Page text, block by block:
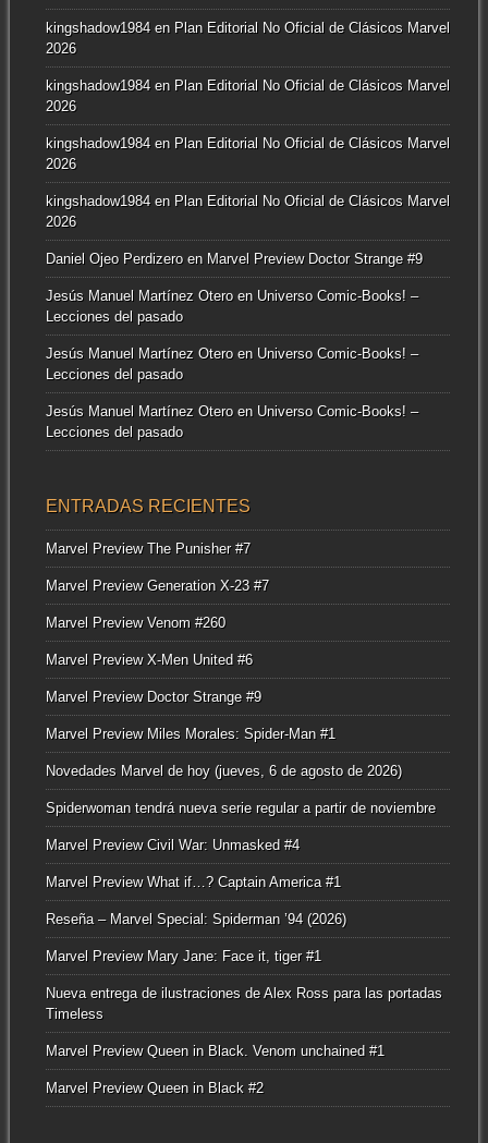
kingshadow1984en Plan Editorial No Oficial de Clásicos Marvel
2026
kingshadow1984en Plan Editorial No Oficial de Clásicos Marvel
2026
kingshadow1984en Plan Editorial No Oficial de Clásicos Marvel
2026
kingshadow1984en Plan Editorial No Oficial de Clásicos Marvel
2026
Daniel Ojeo Perdizeroen Marvel Preview Doctor Strange #9
Jesús Manuel Martínez Oteroen Universo Comic-Books! –
Lecciones del pasado
Jesús Manuel Martínez Oteroen Universo Comic-Books! –
Lecciones del pasado
Jesús Manuel Martínez Oteroen Universo Comic-Books! –
Lecciones del pasado
ENTRADAS RECIENTES
Marvel Preview The Punisher #7
Marvel Preview Generation X-23 #7
Marvel Preview Venom #260
Marvel Preview X-Men United #6
Marvel Preview Doctor Strange #9
Marvel Preview Miles Morales: Spider-Man #1
Novedades Marvel de hoy (jueves, 6 de agosto de 2026)
Spiderwoman tendrá nueva serie regular a partir de noviembre
Marvel Preview Civil War: Unmasked #4
Marvel Preview What if…? Captain America #1
Reseña – Marvel Special: Spiderman ’94 (2026)
Marvel Preview Mary Jane: Face it, tiger #1
Nueva entrega de ilustraciones de Alex Ross para las portadas
Timeless
Marvel Preview Queen in Black. Venom unchained #1
Marvel Preview Queen in Black #2